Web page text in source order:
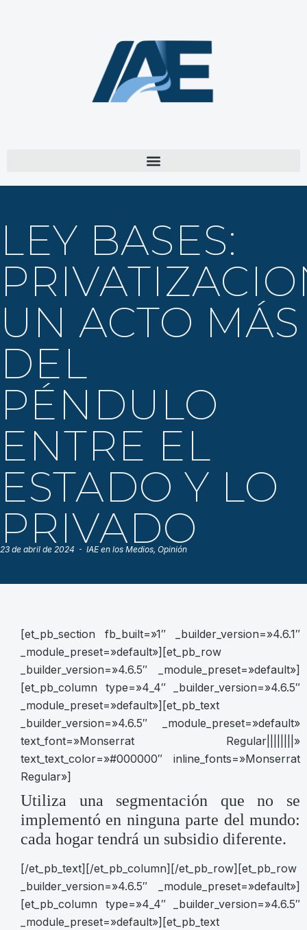
LEY BASES:
UN ACTO MÁS
DEL
PÉNDULO
ENTRE EL
ESTADO Y LO
PRIVADO
23 de abril de 2024 IAE en los Medios, Opinión
[et_pb_section fb_built=»1″ _builder_version=»4.6.1″
_module_preset=»default»][et_pb_row
_builder_version=»4.6.5″ _module_preset=»default»]
[et_pb_column type=»4_4″ _builder_version=»4.6.5″
_module_preset=»default»][et_pb_text
_builder_version=»4.6.5″ _module_preset=»default»
text_font=»Monserrat Regular||||||||»
text_text_color=»#000000″ inline_fonts=»Monserrat
Regular»]
Utiliza una segmentación que no se
implementó en ninguna parte del mundo:
cada hogar tendrá un subsidio diferente.
[/et_pb_text][/et_pb_column][/et_pb_row][et_pb_row
_builder_version=»4.6.5″ _module_preset=»default»]
[et_pb_column type=»4_4″ _builder_version=»4.6.5″
_module_preset=»default»][et_pb_text